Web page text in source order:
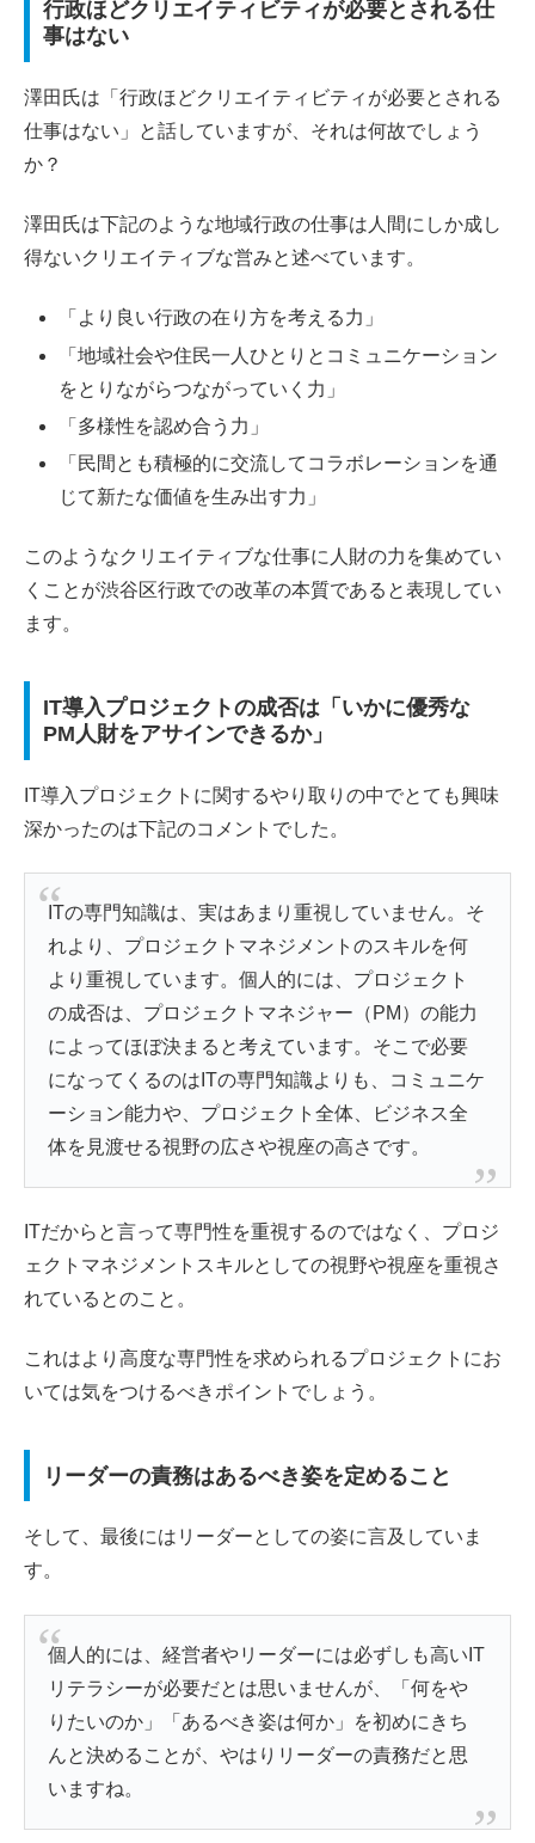
行政ほどクリエイティビティが必要とされる仕
事はない
澤田氏は「行政ほどクリエイティビティが必要とされる
仕事はない」と話していますが、それは何故でしょう
か？
澤田氏は下記のような地域行政の仕事は人間にしか成し
得ないクリエイティブな営みと述べています。
「より良い行政の在り方を考える力」
「地域社会や住民一人ひとりとコミュニケーション
をとりながらつながっていく力」
「多様性を認め合う力」
「民間とも積極的に交流してコラボレーションを通
じて新たな価値を生み出す力」
このようなクリエイティブな仕事に人財の力を集めてい
くことが渋谷区行政での改革の本質であると表現してい
ます。
IT導入プロジェクトの成否は「いかに優秀な
PM人財をアサインできるか」
IT導入プロジェクトに関するやり取りの中でとても興味
深かったのは下記のコメントでした。
ITの専門知識は、実はあまり重視していません。そ
れより、プロジェクトマネジメントのスキルを何
より重視しています。個人的には、プロジェクト
の成否は、プロジェクトマネジャー（PM）の能力
によってほぼ決まると考えています。そこで必要
になってくるのはITの専門知識よりも、コミュニケ
ーション能力や、プロジェクト全体、ビジネス全
体を見渡せる視野の広さや視座の高さです。
ITだからと言って専門性を重視するのではなく、プロジ
ェクトマネジメントスキルとしての視野や視座を重視さ
れているとのこと。
これはより高度な専門性を求められるプロジェクトにお
いては気をつけるべきポイントでしょう。
リーダーの責務はあるべき姿を定めること
そして、最後にはリーダーとしての姿に言及していま
す。
個人的には、経営者やリーダーには必ずしも高いIT
リテラシーが必要だとは思いませんが、「何をや
りたいのか」「あるべき姿は何か」を初めにきち
んと決めることが、やはりリーダーの責務だと思
いますね。